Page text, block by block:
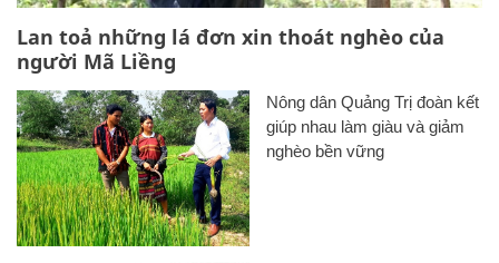
Lan toả những lá đơn xin thoát nghèo của
người Mã Liềng
Nông dân Quảng Trị đoàn kết
giúp nhau làm giàu và giảm
nghèo bền vững